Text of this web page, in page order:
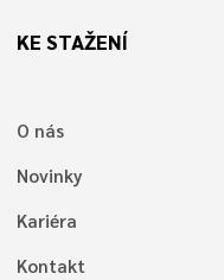
KE STAŽENÍ
O nás
Novinky
Kariéra
Kontakt